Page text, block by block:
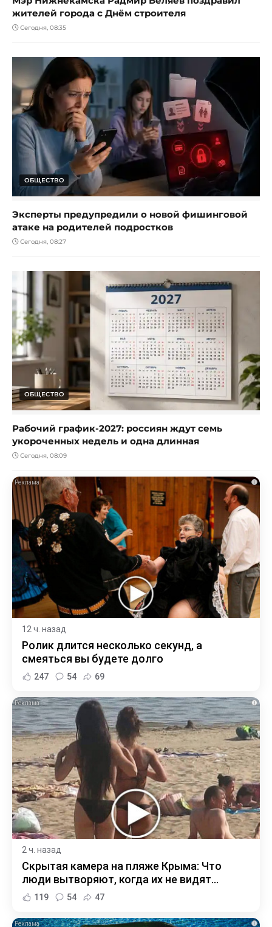
жителей города с Днём строителя
Сегодня, 08:35
ОБЩЕСТВО
Эксперты предупредили о новой фишинговой
атаке на родителей подростков
Сегодня, 08:27
ОБЩЕСТВО
Рабочий график-2027: россиян ждут семь
укороченных недель и одна длинная
Сегодня, 08:09
i
12 ч. назад
Ролик длится несколько секунд, а
смеяться вы будете долго
247 54 69
i
2 ч. назад
Скрытая камера на пляже Крыма: Что
люди вытворяют, когда их не видят...
119 54 47
i